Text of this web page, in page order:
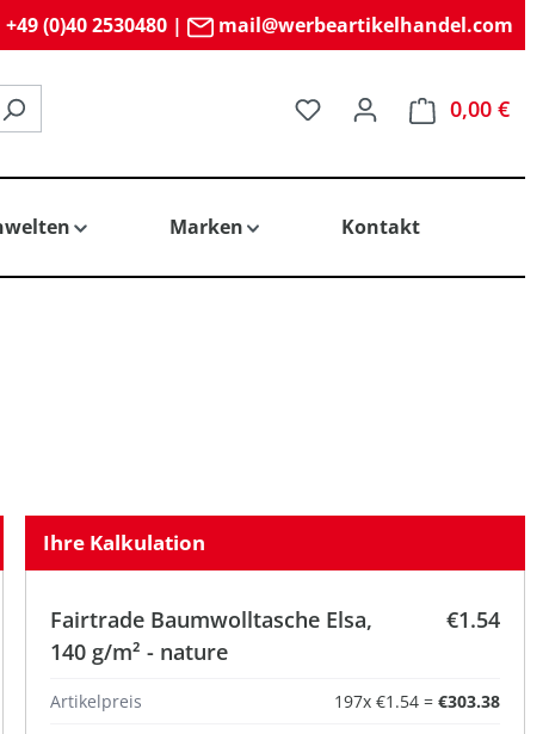
+49 (0)40 2530480| mail@werbeartikelhandel.com
Du hast 0 Produkte auf
0,00 €
Marken Kontakt
Ihre Kalkulation
Fairtrade Baumwolltasche Elsa,
140 g/m² - nature
€1.54
Artikelpreis 197x €1.54 = €303.38